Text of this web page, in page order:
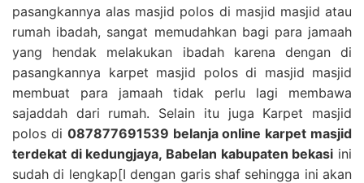
pasangkannya alas masjid polos di masjid masjid atau
rumah ibadah, sangat memudahkan bagi para jamaah
yang hendak melakukan ibadah karena dengan di
pasangkannya karpet masjid polos di masjid masjid
membuat para jamaah tidak perlu lagi membawa
sajaddah dari rumah. Selain itu juga Karpet masjid
polos di 087877691539 belanja online karpet masjid
terdekat di kedungjaya, Babelan kabupaten bekasi ini
sudah di lengkap[I dengan garis shaf sehingga ini akan